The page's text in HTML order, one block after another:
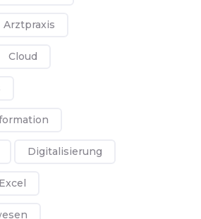
Arztpraxis
Cloud
Digitalisierung
Excel